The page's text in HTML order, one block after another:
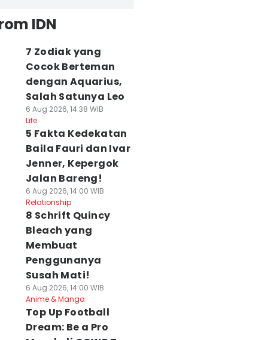
IDN
7 Zodiak yang
Cocok Berteman
dengan Aquarius,
Salah Satunya Leo
6 Aug 2026, 14:38 WIB
Life
5 Fakta Kedekatan
Baila Fauri dan Ivar
Jenner, Kepergok
Jalan Bareng!
6 Aug 2026, 14:00 WIB
Relationship
8 Schrift Quincy
Bleach yang
Membuat
Penggunanya
Susah Mati!
6 Aug 2026, 14:00 WIB
Anime & Manga
Top Up Football
Dream: Be a Pro